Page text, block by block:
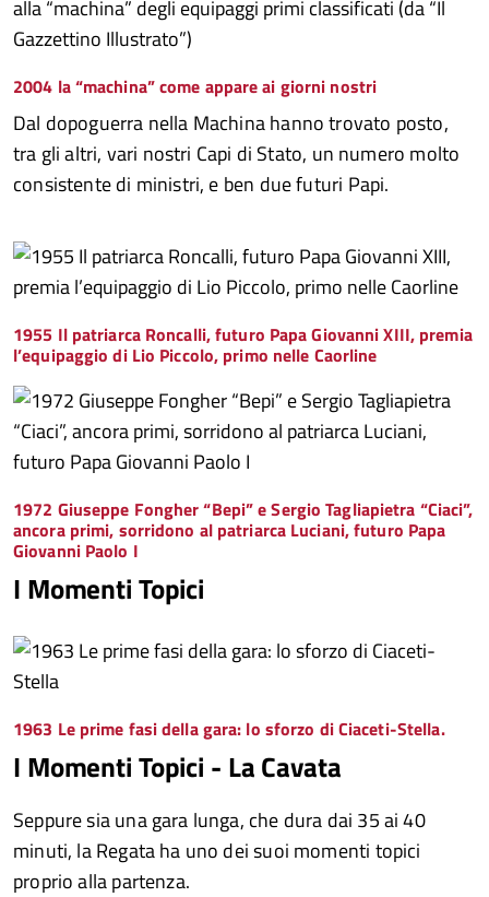
2004 la “machina” come appare ai giorni nostri
Dal dopoguerra nella Machina hanno trovato posto,
tra gli altri, vari nostri Capi di Stato, un numero molto
consistente di ministri, e ben due futuri Papi.
1955 Il patriarca Roncalli, futuro Papa Giovanni XIII, premia
l’equipaggio di Lio Piccolo, primo nelle Caorline
1972 Giuseppe Fongher “Bepi” e Sergio Tagliapietra “Ciaci”,
ancora primi, sorridono al patriarca Luciani, futuro Papa
Giovanni Paolo I
I Momenti Topici
1963 Le prime fasi della gara: lo sforzo di Ciaceti-Stella.
I Momenti Topici - La Cavata
Seppure sia una gara lunga, che dura dai 35 ai 40
minuti, la Regata ha uno dei suoi momenti topici
proprio alla partenza.